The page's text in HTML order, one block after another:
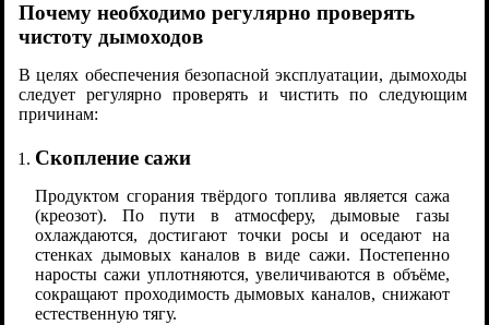
Почему необходимо регулярно проверять
чистоту дымоходов
В целях обеспечения безопасной эксплуатации, дымоходы
следует регулярно проверять и чистить по следующим
причинам:
Скопление сажи
Продуктом сгорания твёрдого топлива является сажа
(креозот). По пути в атмосферу, дымовые газы
охлаждаются, достигают точки росы и оседают на
стенках дымовых каналов в виде сажи. Постепенно
наросты сажи уплотняются, увеличиваются в объёме,
сокращают проходимость дымовых каналов, снижают
естественную тягу.